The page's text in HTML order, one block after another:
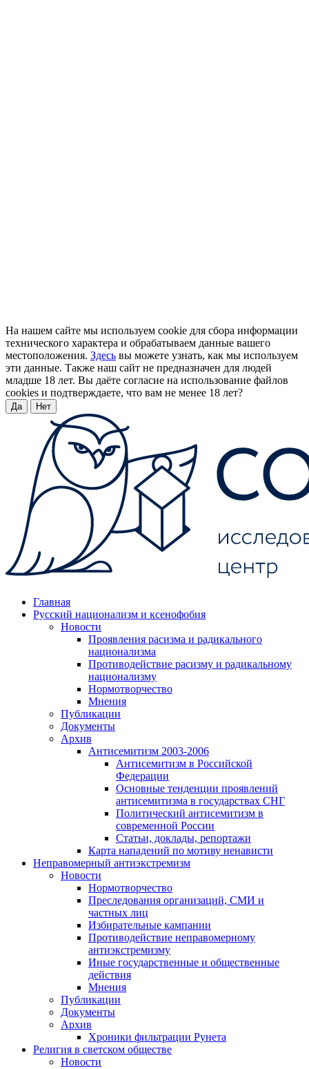
На нашем сайте мы используем cookie для сбора информации
технического характера и обрабатываем данные вашего
местоположения. Здесь вы можете узнать, как мы используем
эти данные. Также наш сайт не предназначен для людей
младше 18 лет. Вы даёте согласие на использование файлов
cookies и подтверждаете, что вам не менее 18 лет?
Да Нет
Главная
Русский национализм и ксенофобия
Новости
Проявления расизма и радикального
национализма
Противодействие расизму и радикальному
национализму
Нормотворчество
Мнения
Публикации
Документы
Архив
Антисемитизм 2003-2006
Антисемитизм в Российской
Федерации
Основные тенденции проявлений
антисемитизма в государствах СНГ
Политический антисемитизм в
современной России
Статьи, доклады, репортажи
Карта нападений по мотиву ненависти
Неправомерный антиэкстремизм
Новости
Нормотворчество
Преследования организаций, СМИ и
частных лиц
Избирательные кампании
Противодействие неправомерному
антиэкстремизму
Иные государственные и общественные
действия
Мнения
Публикации
Документы
Архив
Хроники фильтрации Рунета
Религия в светском обществе
Новости